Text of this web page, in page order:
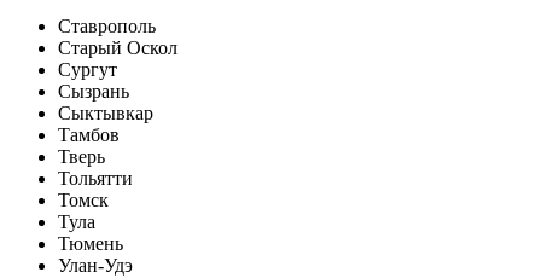
Ставрополь
Старый Оскол
Сургут
Сызрань
Сыктывкар
Тамбов
Тверь
Тольятти
Томск
Тула
Тюмень
Улан-Удэ